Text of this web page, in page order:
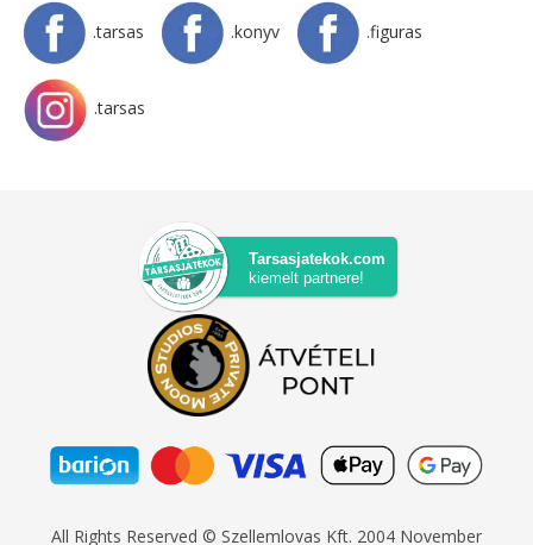
.tarsas .konyv .figuras
.tarsas
Tarsasjatekok.com
kiemelt partnere!
All Rights Reserved © Szellemlovas Kft. 2004 November